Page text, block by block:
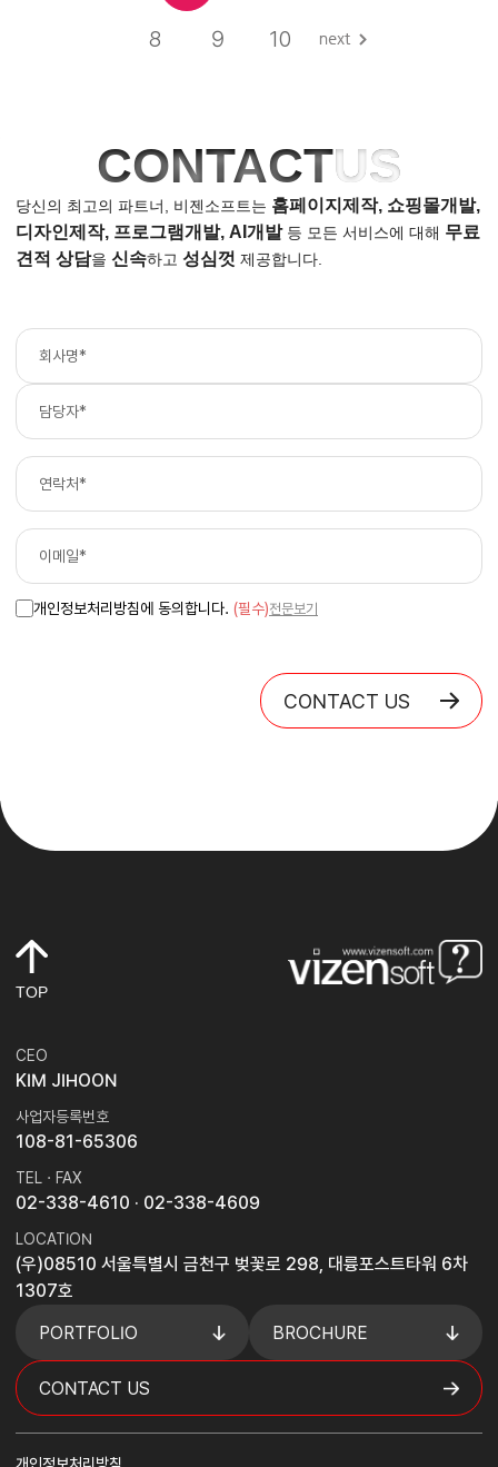
8 9 10
CONTACTUS
당신의 최고의 파트너, 비젠소프트는 홈페이지제작, 쇼핑몰개발,
디자인제작, 프로그램개발, AI개발등 모든 서비스에 대해 무료
견적 상담을 신속하고 성심껏 제공합니다.
개인정보처리방침에 동의합니다. (필수)전문보기
CONTACT US
TOP
CEO
KIM JIHOON
사업자등록번호
108-81-65306
TEL · FAX
02-338-4610 · 02-338-4609
LOCATION
(우)08510 서울특별시 금천구 벚꽃로 298, 대륭포스트타워 6차
1307호
PORTFOLIO
BROCHURE
CONTACT US